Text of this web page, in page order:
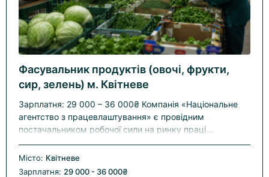
Фасувальник продуктів (овочі, фрукти,
сир, зелень) м. Квітневе
Зарплатня: 29 000 – 36 000₴ Компанія «Національне
агентство з працевлаштування» є провідним
постачальником робочої сили на ринку праці...
Місто: Квітневе
Зарплатня: 29 000 - 36 000₴